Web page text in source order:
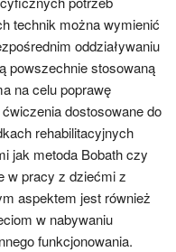
technik można wymienić
oddziaływaniu
powszechnie stosowaną
na celu poprawę
dostosowane do
rehabilitacyjnych
jak metoda Bobath czy
w pracy z dziećmi z
aspektem jest również
w nabywaniu
funkcjonowania.